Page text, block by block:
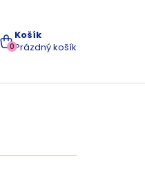
NÁKUPNÍ
Prázdný košík
0